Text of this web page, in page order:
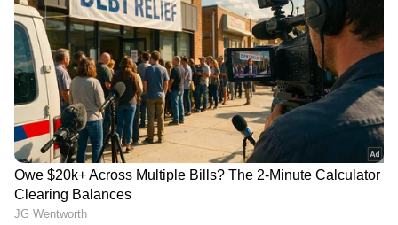
വീട്ടിൽ ബ്രെഡ് ഇരിപ്പുണ്ടോ? എങ്കിൽ
കിടിലനൊരു സ്വീറ്റ് തയ്യാറാക്കിയാലോ?. ബ്രെഡ്
ഉപയോ​ഗിച്ച് വളരെ കുറച്ച് ചേരുവകൾ കൊണ്ട്
ദിവസവും ഒരു തക്കാളി
കഴിച്ചോളൂ; ഗുണങ്ങൾ
നിരവധിയാണ്
ദിവസവും ഇളനീർ
കുടിക്കുന്നതിന്റെ
അതിശയിപ്പിക്കുന്ന 5
ഗുണങ്ങൾ